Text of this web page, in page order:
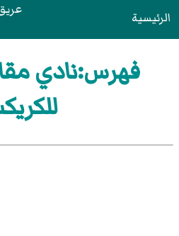
الرئيسية
فهرس:نادي